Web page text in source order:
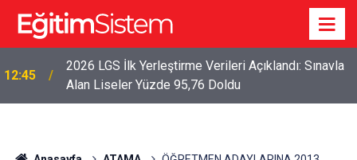
12:45
2026 LGS İlk Yerleştirme Verileri Açıklandı: Sınavla
Alan Liseler Yüzde 95,76 Doldu